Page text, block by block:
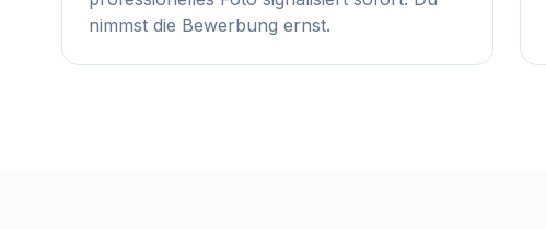
nimmst die Bewerbung ernst.